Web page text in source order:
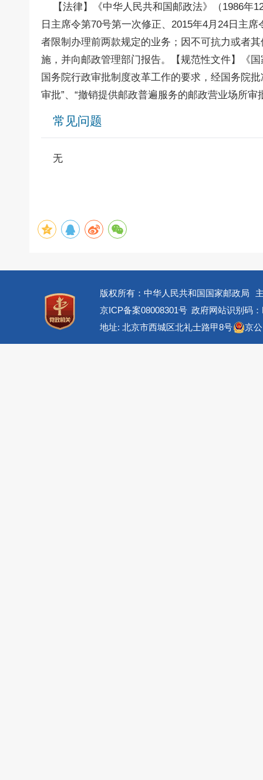
【法律】《中华人民共和国邮政法》（1986年
日主席令第70号第一次修正、2015年4月24日主
者限制办理前两款规定的业务；因不可抗力或者
施，并向邮政管理部门报告。【规范性文件】《
国务院行政审批制度改革工作的要求，经国务院
审批”、“撤销提供邮政普遍服务的邮政营业场所
常见问题
无
版权所有：中华人民共和国国家邮政局
京ICP备案08008301号 政府网站识别码
地址: 北京市西城区北礼士路甲8号
京